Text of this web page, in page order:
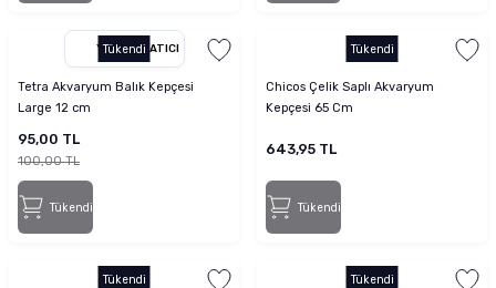
Tükendi
YETKILI SATICI
Tetra Akvaryum Balık Kepçesi
Large 12 cm
95,00 TL
100,00 TL
Tükendi
Tükendi
Chicos Çelik Saplı Akvaryum
Kepçesi 65 Cm
643,95 TL
Tükendi
Tükendi Tükendi